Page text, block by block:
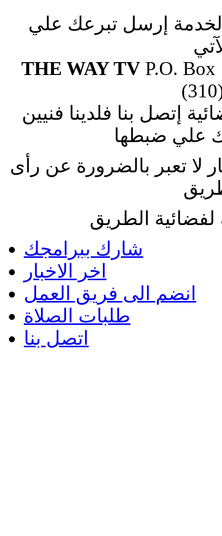
إرسل تبرعك علي
THE WAY TVP.O. Box
إتصل بنا فلدينا فنيين
علي ضبطها
لا تعبر بالضرورة عن رأى
الطريق
شارك ببرامجك
اخر الاخبار
انضم الى فريق العمل
طلبات الصلاة
اتصل بنا